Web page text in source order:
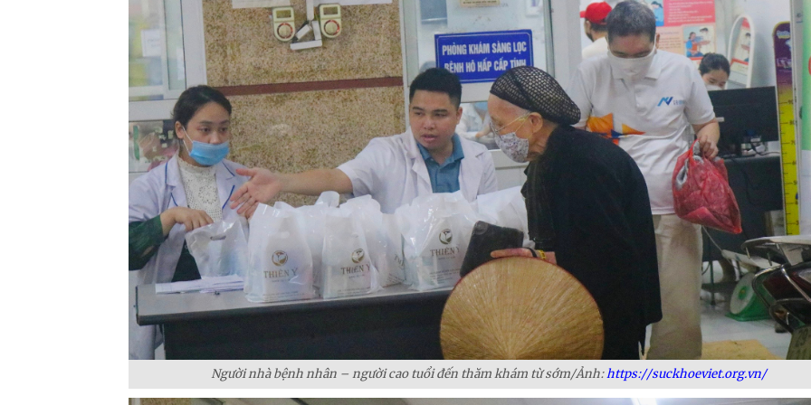
Người nhà bệnh nhân – người cao tuổi đến thăm khám từ sớm/Ảnh:https://suckhoeviet.org.vn/